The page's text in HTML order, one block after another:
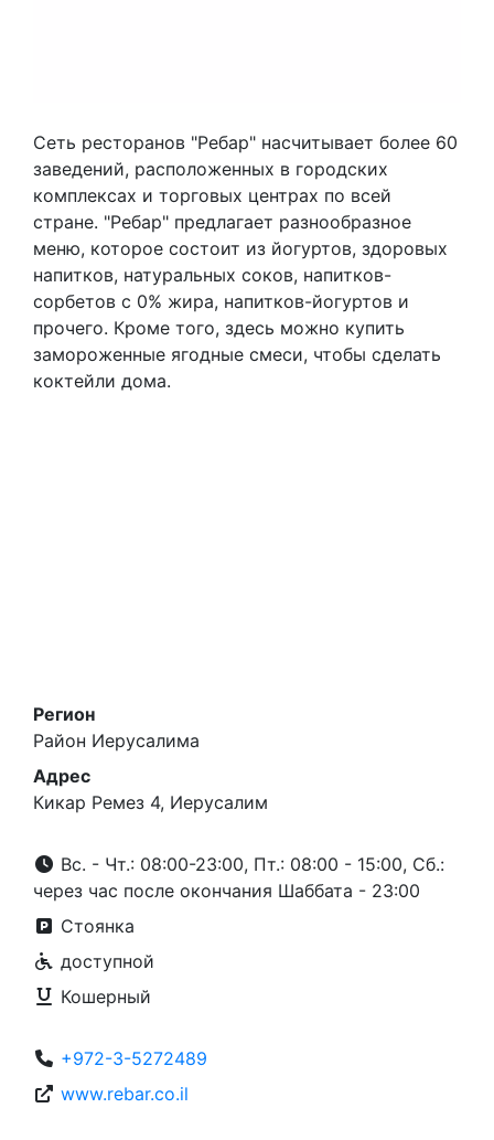
Сеть ресторанов "Ребар" насчитывает более 60
заведений, расположенных в городских
комплексах и торговых центрах по всей
стране. "Ребар" предлагает разнообразное
меню, которое состоит из йогуртов, здоровых
напитков, натуральных соков, напитков-
сорбетов с 0% жира, напитков-йогуртов и
прочего. Кроме того, здесь можно купить
замороженные ягодные смеси, чтобы сделать
коктейли дома.
Регион
Район Иерусалима
Адрес
Кикар Ремез 4, Иерусалим
Вс. - Чт.: 08:00-23:00, Пт.: 08:00 - 15:00, Сб.:
через час после окончания Шаббата - 23:00
Стоянка
доступной
Кошерный
+972-3-5272489
www.rebar.co.il